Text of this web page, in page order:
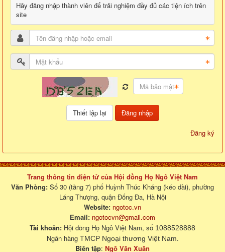
Hãy đăng nhập thành viên để trải nghiệm đầy đủ các tiện ích trên
site
Đăng nhập
Đăng ký
Trang thông tin điện tử của Hội đồng Họ Ngô Việt Nam
Văn Phòng: Số 30 (tầng 7) phố Huỳnh Thúc Kháng (kéo dài), phường
Láng Thượng, quận Đống Đa, Hà Nội
Website: ngotoc.vn
Email: ngotocvn@gmail.com
Tài khoản: Hội đồng Họ Ngô Việt Nam, số 1088528888
Ngân hàng TMCP Ngoại thương Việt Nam.
Biên tập: Ngô Văn Xuân